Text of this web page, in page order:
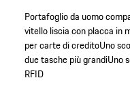
Portafoglio da uomo
vitello liscia con placca in
per carte di creditoUno
due tasche più grandiUno
RFID